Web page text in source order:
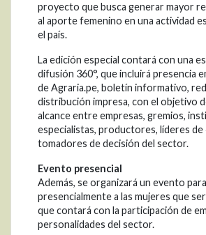
proyecto que busca generar mayor
al aporte femenino en una actividad
el país.
La edición especial contará con una
difusión 360°, que incluirá presencia
de Agraria.pe, boletín informativo,
distribución impresa, con el objetivo
alcance entre empresas, gremios,
especialistas, productores, líderes de
tomadores de decisión del sector.
Evento presencial
Además, se organizará un evento
presencialmente a las mujeres que
que contará con la participación de
personalidades del sector.